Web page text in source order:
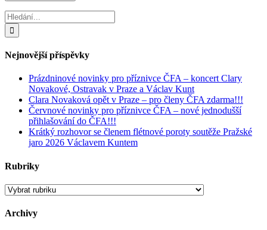
Hledat:
Nejnovější příspěvky
Prázdninové novinky pro příznivce ČFA – koncert Clary
Novakové, Ostravak v Praze a Václav Kunt
Clara Novaková opět v Praze – pro členy ČFA zdarma!!!
Červnové novinky pro příznivce ČFA – nové jednodušší
přihlašování do ČFA!!!
Krátký rozhovor se členem flétnové poroty soutěže Pražské
jaro 2026 Václavem Kuntem
Rubriky
Rubriky
Archivy